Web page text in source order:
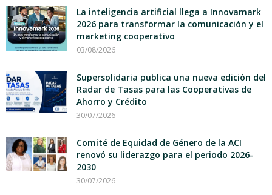
La inteligencia artificial llega a Innovamark
2026 para transformar la comunicación y el
marketing cooperativo
03/08/2026
Supersolidaria publica una nueva edición del
Radar de Tasas para las Cooperativas de
Ahorro y Crédito
30/07/2026
Comité de Equidad de Género de la ACI
renovó su liderazgo para el periodo 2026-
2030
30/07/2026